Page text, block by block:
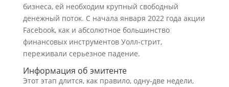
бизнеса, ей необходим крупный свободный
денежный поток. С начала января 2022 года акции
Facebook, как и абсолютное большинство
финансовых инструментов Уолл-стрит,
переживали серьезное падение.
Информация об эмитенте
Этот этап длится, как правило, одну-две недели,